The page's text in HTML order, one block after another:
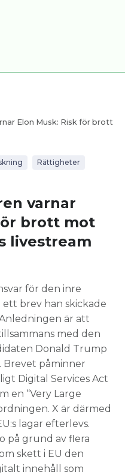
Elon Musk: Risk för brott
Rättigheter
varnar
brott mot
livestream
för den inre
brev han skickade
är att
med den
Donald Trump
Brevet påminner
Digital Services Act
en “Very Large
X är därmed
lagar efterlevs.
på grund av flera
skett i EU den
innehåll som